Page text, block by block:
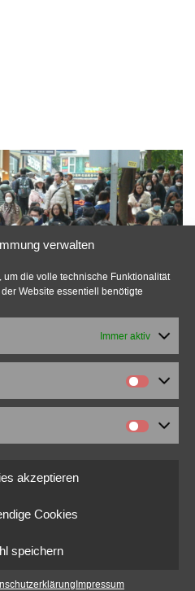
verwalten
um die volle technische Funktionalität
Website essentiell benötigte
Immer aktiv
akzeptieren
Cookies
speichern
Impressum
Cookie-Richtlinien